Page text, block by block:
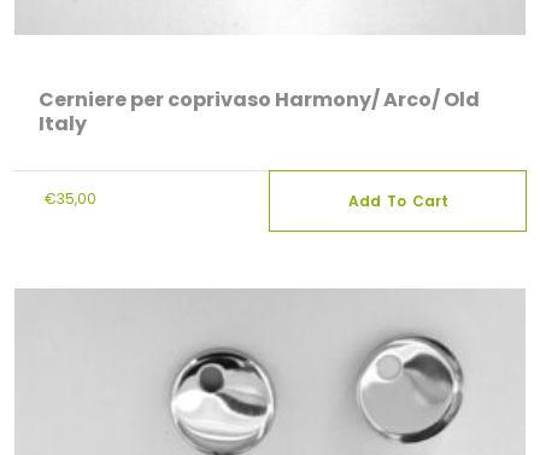
Cerniere per coprivaso Harmony/ Arco/ Old
Italy
€35,00 Add To Cart